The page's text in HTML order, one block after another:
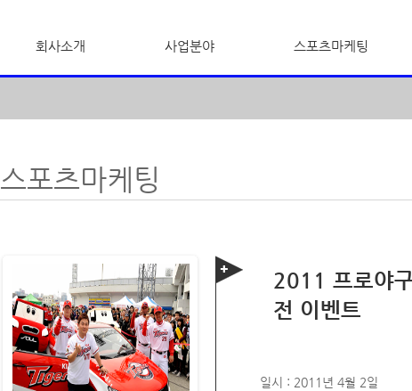
회사소개 사업분야 스포츠마케팅
스포츠마케팅
2011 프로야
전 이벤트
일시 : 2011년 4월 2일